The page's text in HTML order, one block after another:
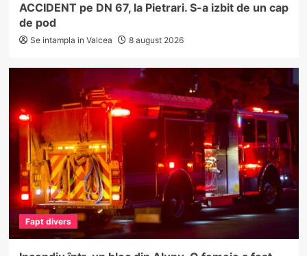
ACCIDENT pe DN 67, la Pietrari. S-a izbit de un cap
de pod
Se intampla in Valcea 8 august 2026
Fapt divers